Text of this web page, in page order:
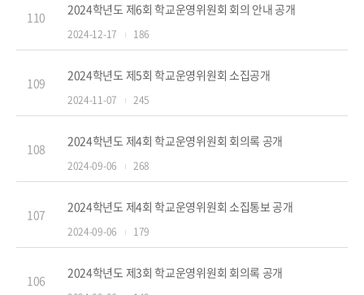
110 2024학년도 제6회 학교운영위원회 회의 안내 공개
2024-12-17 186
109 2024학년도 제5회 학교운영위원회 소집공개
2024-11-07 245
108 2024학년도 제4회 학교운영위원회 회의록 공개
2024-09-06 268
107 2024학년도 제4회 학교운영위원회 소집통보 공개
2024-09-06 179
106 2024학년도 제3회 학교운영위원회 회의록 공개